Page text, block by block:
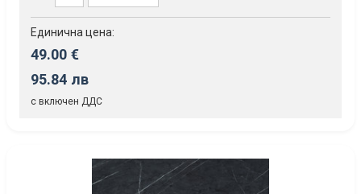
Единична цена:
49.00 €
95.84 лв
с включен ДДС